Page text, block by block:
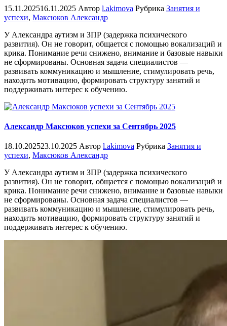
15.11.202516.11.2025 Автор l.akimova Рубрика Занятия и
успехи, Максюков Александр
У Александра аутизм и ЗПР (задержка психического
развития). Он не говорит, общается с помощью вокализаций и
крика. Понимание речи снижено, внимание и базовые навыки
не сформированы. Основная задача специалистов —
развивать коммуникацию и мышление, стимулировать речь,
находить мотивацию, формировать структуру занятий и
поддерживать интерес к обучению.
Александр Максюков успехи за Сентябрь 2025
18.10.202523.10.2025 Автор l.akimova Рубрика Занятия и
успехи, Максюков Александр
У Александра аутизм и ЗПР (задержка психического
развития). Он не говорит, общается с помощью вокализаций и
крика. Понимание речи снижено, внимание и базовые навыки
не сформированы. Основная задача специалистов —
развивать коммуникацию и мышление, стимулировать речь,
находить мотивацию, формировать структуру занятий и
поддерживать интерес к обучению.